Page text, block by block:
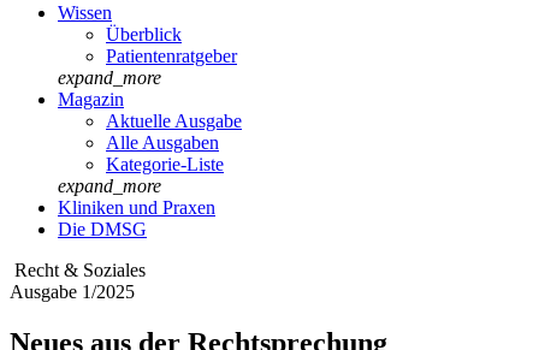
Wissen
Überblick
Patientenratgeber
expand_more
Magazin
Aktuelle Ausgabe
Alle Ausgaben
Kategorie-Liste
expand_more
Kliniken und Praxen
Die DMSG
Recht & Soziales
Ausgabe 1/2025
Neues aus der Rechtsprechung